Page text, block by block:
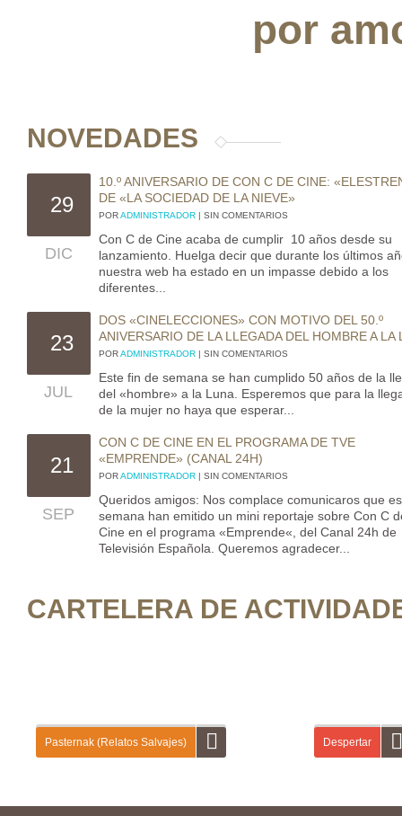
por
NOVEDADES
29
DIC
10.º ANIVERSARIO DE CON C DE CINE:
DE «LA SOCIEDAD DE LA NIEVE»
PORADMINISTRADOR| SIN COMENTARIOS
Con C de Cine acaba de cumplir 10 años desde su
lanzamiento. Huelga decir que durante los últimos
nuestra web ha estado en un impasse debido a los
diferentes...
23
JUL
DOS «CINELECCIONES» CON MOTIVO DEL 50.º
ANIVERSARIO DE LA LLEGADA DEL HOMBRE A LA
PORADMINISTRADOR| SIN COMENTARIOS
Este fin de semana se han cumplido 50 años de la
del «hombre» a la Luna. Esperemos que para la
de la mujer no haya que esperar...
21
SEP
CON C DE CINE EN EL PROGRAMA DE TVE
«EMPRENDE» (CANAL 24H)
PORADMINISTRADOR| SIN COMENTARIOS
Queridos amigos: Nos complace comunicaros que
semana han emitido un mini reportaje sobre Con C
Cine en el programa «Emprende«, del Canal 24h de
Televisión Española. Queremos agradecer...
CARTELERA DE
Pasternak (Relatos Salvajes) Despertar